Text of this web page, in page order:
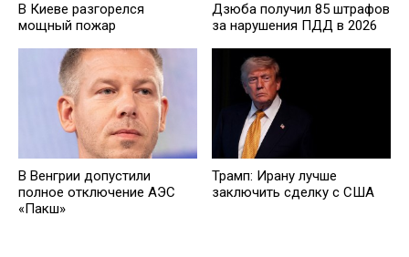
В Киеве разгорелся
мощный пожар
Дзюба получил 85 штрафов
за нарушения ПДД в 2026
В Венгрии допустили
полное отключение АЭС
«Пакш»
Трамп: Ирану лучше
заключить сделку с США